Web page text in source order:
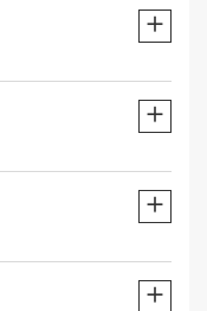
＋
＋
＋
＋